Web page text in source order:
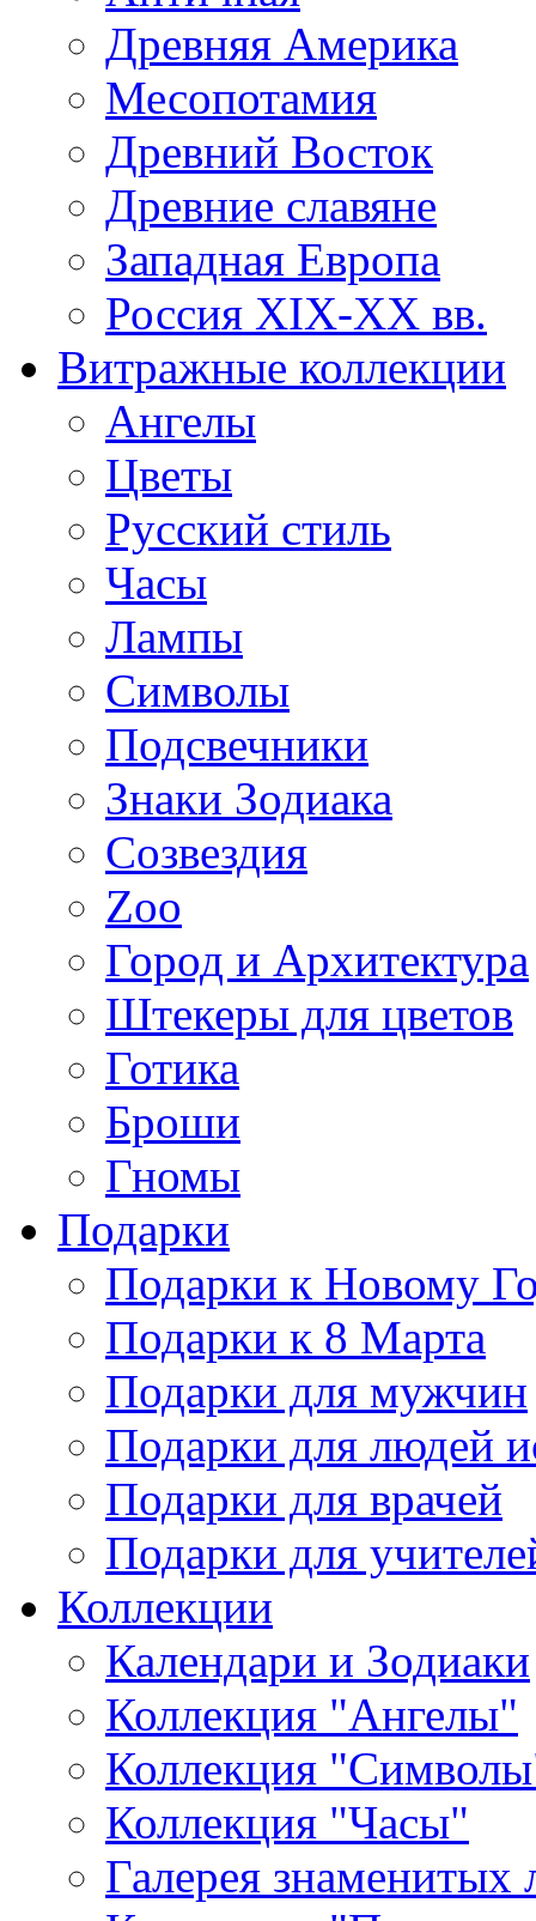
Древняя Америка
Месопотамия
Древний Восток
Древние славяне
Западная Европа
Россия XIX-XX вв.
Витражные коллекции
Ангелы
Цветы
Русский стиль
Часы
Лампы
Символы
Подсвечники
Знаки Зодиака
Созвездия
Zoo
Город и Архитектура
Штекеры для цветов
Готика
Броши
Гномы
Подарки
Подарки к Новому
Подарки к 8 Марта
Подарки для мужчин
Подарки для людей
Подарки для врачей
Подарки для
Коллекции
Календари и Зодиаки
Коллекция "Ангелы"
Коллекция
Коллекция "Часы"
Галерея знаменитых